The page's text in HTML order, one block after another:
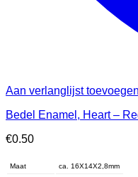
Aan verlanglijst toevoegen
Bedel Enamel, Heart –
€0.50
Maat ca. 16X14X2,8mm